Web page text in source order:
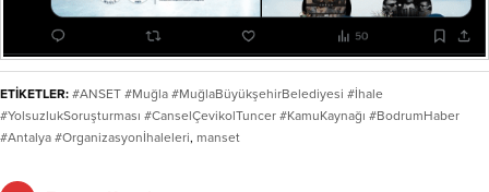
ETİKETLER: #ANSET #Muğla #MuğlaBüyükşehirBelediyesi #İhale
#YolsuzlukSoruşturması #CanselÇevikolTuncer #KamuKaynağı #BodrumHaber
#Antalya #Organizasyonİhaleleri, manset